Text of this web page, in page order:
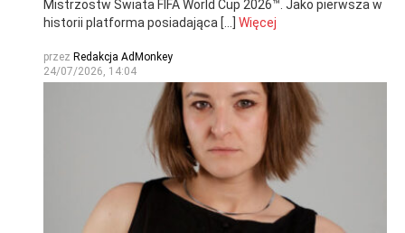
Mistrzostw Świata FIFA World Cup 2026™. Jako pierwsza w
historii platforma posiadająca […] Więcej
przez Redakcja AdMonkey
24/07/2026, 14:04